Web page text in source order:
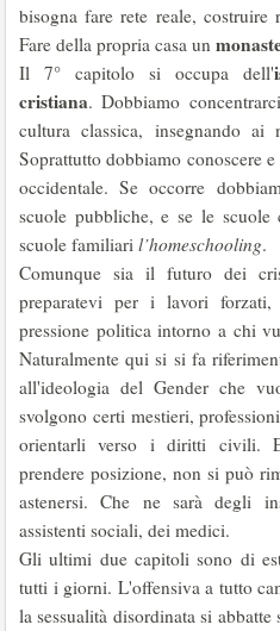
bisogna fare rete reale,
Fare della propria casa un
Il 7° capitolo si occupa dell'
cristiana. Dobbiamo
cultura classica, insegnando
Soprattutto dobbiamo conoscere
occidentale. Se occorre
scuole pubbliche, e se le scuole
scuole familiari l’homeschooling.
Comunque sia il futuro dei
preparatevi per i lavori
pressione politica intorno a chi
Naturalmente qui si si fa
all'ideologia del Gender che
svolgono certi mestieri,
orientarli verso i diritti civili.
prendere posizione, non si può
astenersi. Che ne sarà degli
assistenti sociali, dei medici.
Gli ultimi due capitoli sono di
tutti i giorni. L'offensiva a tutto
la sessualità disordinata si